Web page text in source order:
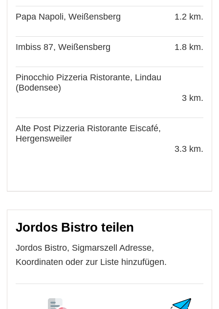
Papa Napoli, Weißensberg 1.2 km.
Imbiss 87, Weißensberg 1.8 km.
Pinocchio Pizzeria Ristorante, Lindau
(Bodensee)
3 km.
Alte Post Pizzeria Ristorante Eiscafé,
Hergensweiler
3.3 km.
Jordos Bistro teilen
Jordos Bistro, Sigmarszell Adresse,
Koordinaten oder zur Liste hinzufügen.